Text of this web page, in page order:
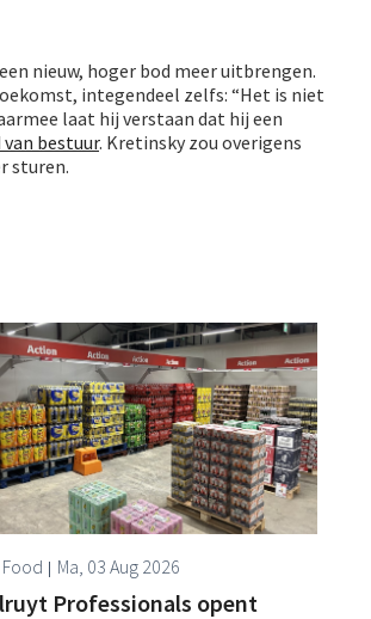
nieuw, hoger bod meer uitbrengen.
integendeel zelfs: “Het is niet
laat hij verstaan dat hij een
bestuur. Kretinsky zou overigens
sturen.
Food Ma, 03 Aug 2026
Professionals opent